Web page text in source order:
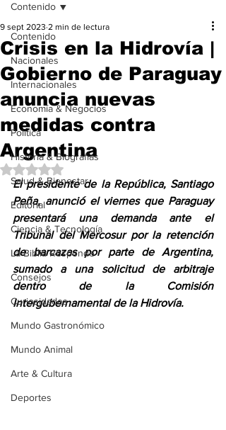
Contenido
Nacionales
Internacionales
Economía & Negocios
Política
Historia & Biografías
Salud & Bienestar
Editorial
Ciencia & Tecnología
La Biblia Responde
Consejos
Curiosidades
Mundo Gastronómico
Mundo Animal
Arte & Cultura
Deportes
Contenido
Crisis en la Hidrovía |
Gobierno de Paraguay
anuncia nuevas
medidas contra
Argentina
9 sept 2023 2 min de lectura
Obtuvo NaN de 5 estrellas.
El presidente de la República, Santiago
Peña, anunció el viernes que Paraguay
presentará una demanda ante el
Tribunal del Mercosur por la retención
de barcazas por parte de Argentina,
sumado a una solicitud de arbitraje
dentro de la Comisión
Intergubernamental de la Hidrovía.